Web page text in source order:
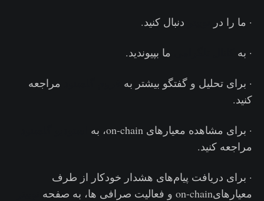
· ما را در دنبال کنید.
· به ما بپیوندید.
· برای تحلیل و گفتگو بیشتر به
مراجعه
کنید.
· برای مشاهده معیارهای on-chain، به
مراجعه کنید.
· برای دریافت پیام‌های هشدار خودکار از طرف
معیارهایon-chain و فعالیت‌ صرافی ها، به صفحه